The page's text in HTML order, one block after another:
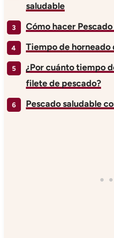
saludable
Cómo hacer
Tiempo de
¿Por cuánto tiempo
filete de pescado?
Pescado saludable